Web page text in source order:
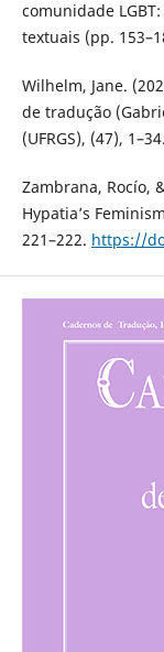
comunidade
textuais (pp.
Wilhelm, Jane.
de tradução
(UFRGS), (47), 1–34.
Zambrana, Rocío,
Hypatia’s
221–222. https://